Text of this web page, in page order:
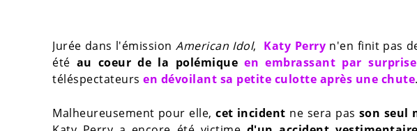
Jurée dans l'émissionAmerican Idol, Katy Perry n'en finit pas
été au coeur de la polémique en embrassant par
téléspectateurs en dévoilant sa petite culotte après une chute.
Malheureusement pour elle,cet incident ne sera pas son seul